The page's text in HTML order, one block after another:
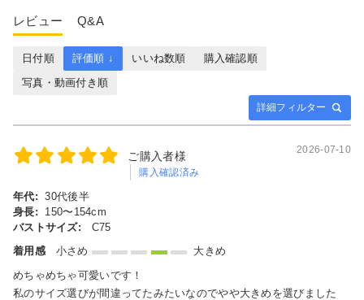
レビュー Q&A
詳細フィルター
日付順 評価順 ↓ いいね数順
購入確認順
写真・動画付き順
ご購入者様
購入確認済み
2026-07-10
年代: 30代後半
身長:
150〜154cm
バストサイズ:
C75
着用感
小さめ
大きめ
めちゃめちゃ可愛いです！
私のサイズ選びが間違ってたみたいなのでやや大きめを選びました